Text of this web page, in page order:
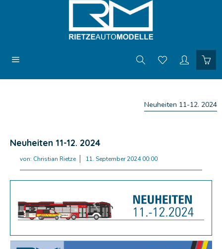
Neuheiten 11-12. 2024
Neuheiten 11-12. 2024
von: Christian Rietze 11. September 2024 00:00